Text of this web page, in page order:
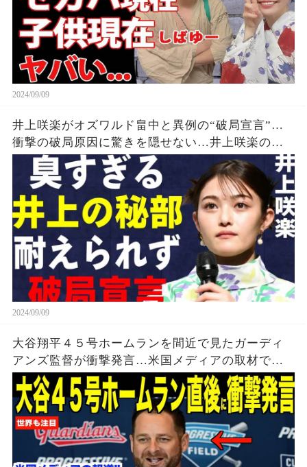
2024/09/09
井上咲楽がオズワルド畠中と異例の“破局宣言”…
衝撃の破局原因に驚きを隠せない…井上咲楽の介
護生活の真相
2024/09/09
大谷翔平４５号ホームランを間近で見たガーディ
アンズ監督が衝撃発言…米国メディアの取材で明
らかとなったロバーツ監督の「５０-５０」記録に
ついてが話題【海外の反応 MLBメジャー 野球】